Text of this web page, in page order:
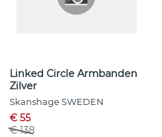
Linked Circle Armbanden
Zilver
Skanshage SWEDEN
€ 55
€ 138